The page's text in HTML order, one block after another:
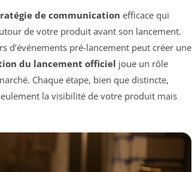
de communication efficace qui
de votre produit avant son lancement.
d’événements pré-lancement peut créer une
du lancement officiel joue un rôle
Chaque étape, bien que distincte,
la visibilité de votre produit mais